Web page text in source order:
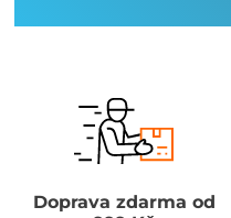
Doprava zdarma od